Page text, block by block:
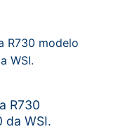
R730
da WSI.